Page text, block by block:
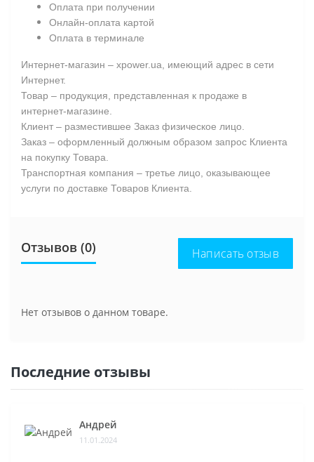
Оплата при получении
Онлайн-оплата картой
Оплата в терминале
Интернет-магазин – xpower.ua, имеющий адрес в сети
Интернет.
Товар – продукция, представленная к продаже в
интернет-магазине.
Клиент – разместившее Заказ физическое лицо.
Заказ – оформленный должным образом запрос Клиента
на покупку Товара.
Транспортная компания – третье лицо, оказывающее
услуги по доставке Товаров Клиента.
Отзывов (0) Написать отзыв
Нет отзывов о данном товаре.
Последние отзывы
Андрей
11.01.2024